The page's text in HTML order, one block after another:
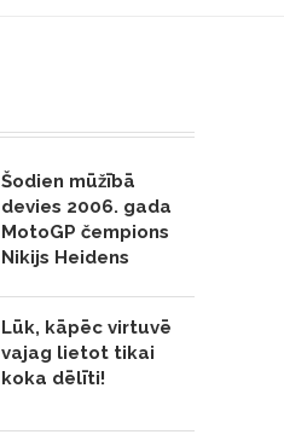
Šodien mūžībā
devies 2006. gada
MotoGP čempions
Nikijs Heidens
Lūk, kāpēc virtuvē
vajag lietot tikai
koka dēlīti!